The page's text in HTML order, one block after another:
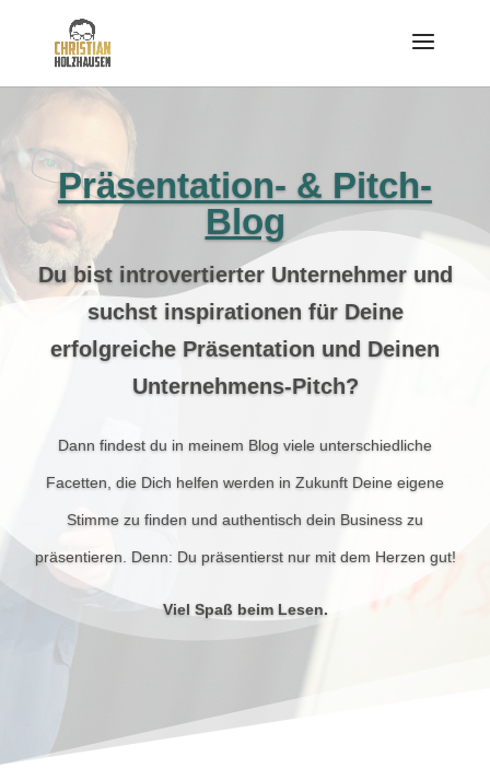
Präsentation- & Pitch-
Blog
Du bist introvertierter Unternehmer und
suchst inspirationen für Deine
erfolgreiche Präsentation und Deinen
Unternehmens-Pitch?
Dann findest du in meinem Blog viele unterschiedliche
Facetten, die Dich helfen werden in Zukunft Deine eigene
Stimme zu finden und authentisch dein Business zu
präsentieren. Denn: Du präsentierst nur mit dem Herzen gut!
Viel Spaß beim Lesen.